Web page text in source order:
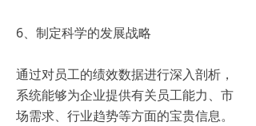
6、制定科学的发展战略
通过对员工的绩效数据进行深入剖析，
系统能够为企业提供有关员工能力、市
场需求、行业趋势等方面的宝贵信息。